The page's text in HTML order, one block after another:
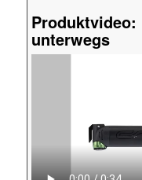
Produktvideo:
unterwegs